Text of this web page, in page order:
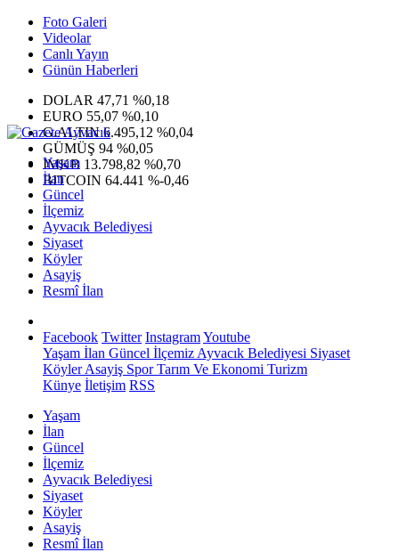
Foto Galeri
Videolar
Canlı Yayın
Günün Haberleri
DOLAR 47,71 %0,18
EURO 55,07 %0,10
G.ALTIN6.495,12 %0,04
GÜMÜŞ 94 %0,05
IMKB 13.798,82 %0,70
BITCOIN 64.441 %-0,46
Yaşam
İlan
Güncel
İlçemiz
Ayvacık Belediyesi
Siyaset
Köyler
Asayiş
Resmî İlan
Facebook Twitter InstagramYoutube
Yaşam İlan Güncel İlçemiz Ayvacık Belediyesi Siyaset
KöylerAsayiş SporTarım Ve Ekonomi Turizm
Künye İletişim RSS
Yaşam
İlan
Güncel
İlçemiz
Ayvacık Belediyesi
Siyaset
Köyler
Asayiş
Resmî İlan